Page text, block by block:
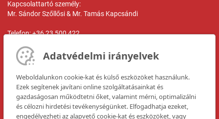
Kapcsolattartó személy:
Mr. Sándor Szőllősi & Mr. Tamás Kapcsándi
Telefon: +36 23 500 422
E-Mail:
Weboldal:
www.amsy-jelolestechnika.hu
Adatvédelmi irányelvek
Weboldalunkon cookie-kat és külső eszközöket használunk.
Ezek segítenek javítani online szolgáltatásainkat és
gazdaságosan működtetni őket, valamint mérni, optimalizálni
és célozni hirdetési tevékenységünket. Elfogadhatja ezeket,
engedélyezheti az alapvető cookie-kat és eszközöket, vagy